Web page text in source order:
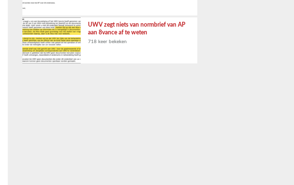
UWV zegt niets van normbrief van AP
aan 8vance af te weten
718 keer bekeken